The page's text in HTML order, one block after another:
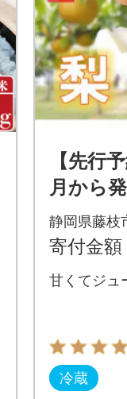
【先行
月から
産 梨
静岡県藤枝
寄付金額
甘くてジュ
冷蔵